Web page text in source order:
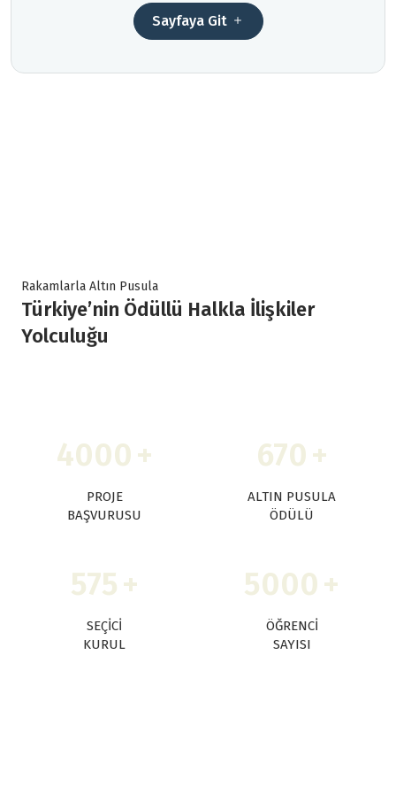
Sayfaya Git
Rakamlarla Altın Pusula
Türkiye’nin Ödüllü Halkla İlişkiler
Yolculuğu
4000+
PROJE
BAŞVURUSU
670+
ALTIN PUSULA
ÖDÜLÜ
575+
SEÇICI
KURUL
5000+
ÖĞRENCI
SAYISI